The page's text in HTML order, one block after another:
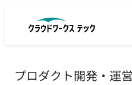
プロダクト開発・運